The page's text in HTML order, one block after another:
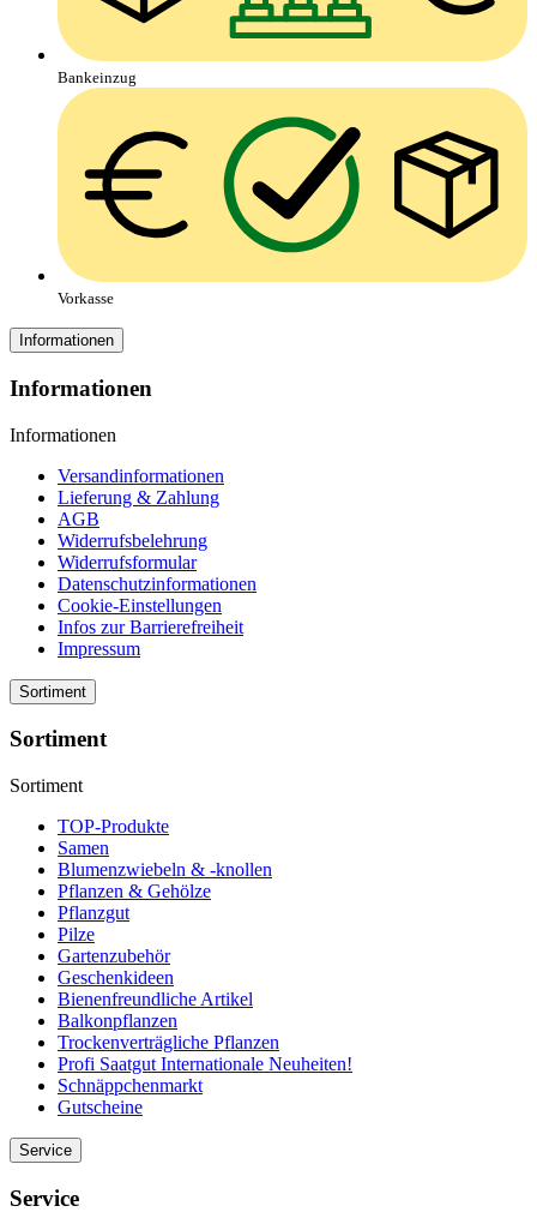
Bankeinzug
Vorkasse
Informationen
Informationen
Informationen
Versandinformationen
Lieferung & Zahlung
AGB
Widerrufsbelehrung
Widerrufsformular
Datenschutzinformationen
Cookie-Einstellungen
Infos zur Barrierefreiheit
Impressum
Sortiment
Sortiment
Sortiment
TOP-Produkte
Samen
Blumenzwiebeln & -knollen
Pflanzen & Gehölze
Pflanzgut
Pilze
Gartenzubehör
Geschenkideen
Bienenfreundliche Artikel
Balkonpflanzen
Trockenverträgliche Pflanzen
Profi Saatgut Internationale Neuheiten!
Schnäppchenmarkt
Gutscheine
Service
Service